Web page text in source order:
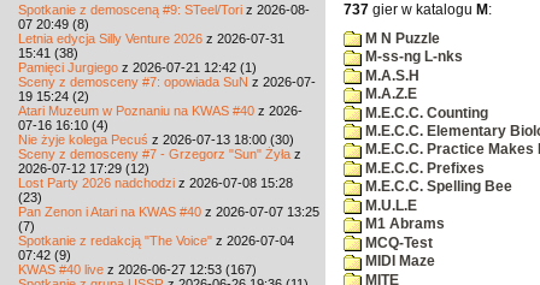
Spotkanie z demosceną #9: STeel/Tori z 2026-08-
07 20:49 (8)
Letnia edycja Silly Venture 2026 z 2026-07-31
15:41 (38)
Pamięci Jurgiego z 2026-07-21 12:42 (1)
Sceny z demosceny #7: opowiada SuN z 2026-07-
19 15:24 (2)
Atari Muzeum w Poznaniu na KWAS #40 z 2026-
07-16 16:10 (4)
Nie żyje kolega Pecuś z 2026-07-13 18:00 (30)
Sceny z demosceny #7 - Grzegorz "Sun" Żyła z
2026-07-12 17:29 (12)
Lost Party 2026 nadchodzi z 2026-07-08 15:28
(23)
Pan Zenon i Atari na KWAS #40 z 2026-07-07 13:25
(7)
Spotkanie z redakcją "The Voice" z 2026-07-04
07:42 (9)
KWAS #40 live z 2026-06-27 12:53 (167)
737 gier w katalogu M :
M N Puzzle
M-ss-ng L-nks
M.A.S.H
M.A.Z.E
M.E.C.C. Counting
M.E.C.C. Elementary
M.E.C.C. Practice Makes
M.E.C.C. Prefixes
M.E.C.C. Spelling Bee
M.U.L.E
M1 Abrams
MCQ-Test
MIDI Maze
MITE